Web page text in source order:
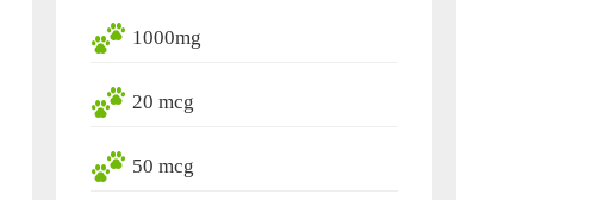
1000mg
20 mcg
50 mcg